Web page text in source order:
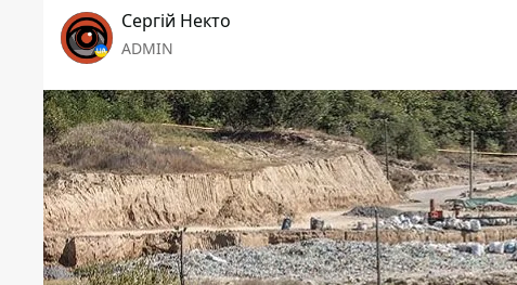
Сергій Некто
ADMIN